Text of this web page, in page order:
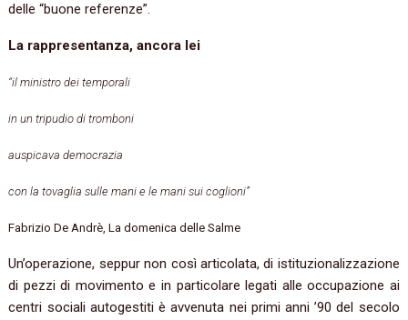
delle “buone referenze”.
La rappresentanza, ancora lei
“il ministro dei temporali
in un tripudio di tromboni
auspicava democrazia
con la tovaglia sulle mani e le mani sui coglioni”
Fabrizio De Andrè, La domenica delle Salme
Un’operazione, seppur non così articolata, di istituzionalizzazione
di pezzi di movimento e in particolare legati alle occupazione ai
centri sociali autogestiti è avvenuta nei primi anni ’90 del secolo